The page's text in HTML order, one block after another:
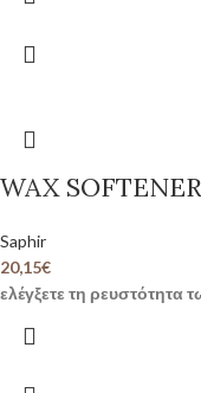
WAX
Saphir
20,15€
ελέγξετε τη ρευστότητα